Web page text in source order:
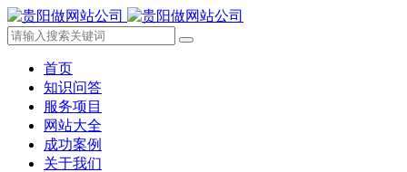
首页
知识问答
服务项目
网站大全
成功案例
关于我们